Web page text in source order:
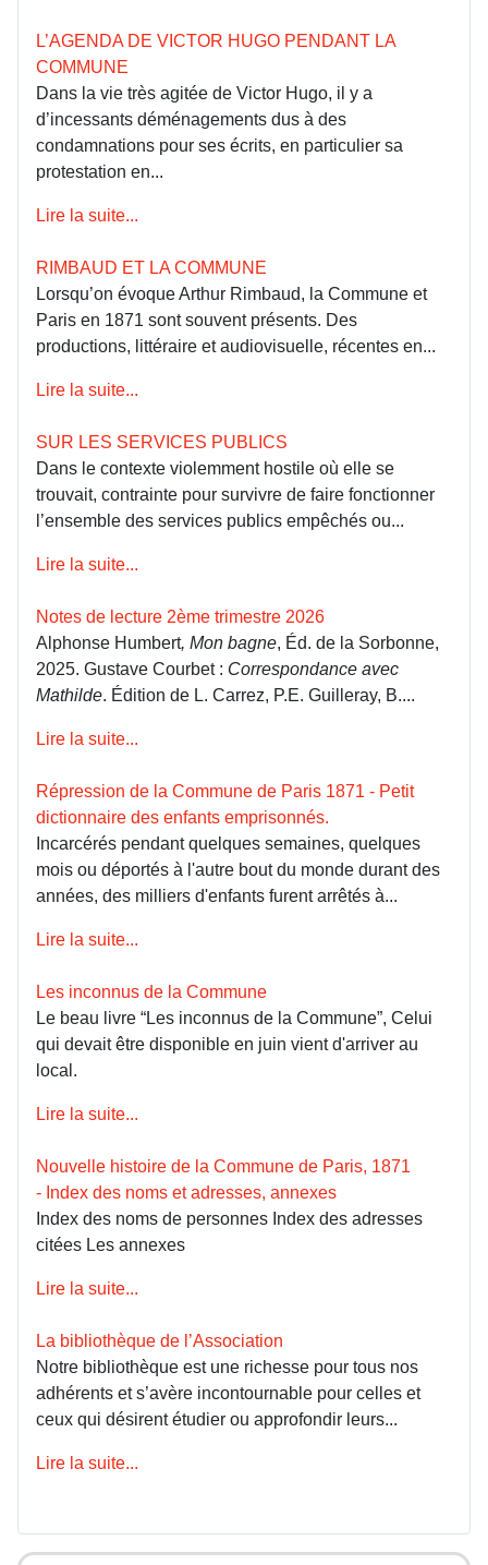
L’AGENDA DE VICTOR HUGO PENDANT LA
COMMUNE
Dans la vie très agitée de Victor Hugo, il y a
d’incessants déménagements dus à des
condamnations pour ses écrits, en particulier sa
protestation en...
Lire la suite...
RIMBAUD ET LA COMMUNE
Lorsqu’on évoque Arthur Rimbaud, la Commune et
Paris en 1871 sont souvent présents. Des
productions, littéraire et audiovisuelle, récentes en...
Lire la suite...
SUR LES SERVICES PUBLICS
Dans le contexte violemment hostile où elle se
trouvait, contrainte pour survivre de faire fonctionner
l’ensemble des services publics empêchés ou...
Lire la suite...
Notes de lecture 2ème trimestre 2026
Alphonse Humbert, Mon bagne, Éd. de la Sorbonne,
2025. Gustave Courbet : Correspondance avec
Mathilde. Édition de L. Carrez, P.E. Guilleray, B....
Lire la suite...
Répression de la Commune de Paris 1871 - Petit
dictionnaire des enfants emprisonnés.
Incarcérés pendant quelques semaines, quelques
mois ou déportés à l'autre bout du monde durant des
années, des milliers d'enfants furent arrêtés à...
Lire la suite...
Les inconnus de la Commune
Le beau livre “Les inconnus de la Commune”, Celui
qui devait être disponible en juin vient d'arriver au
local.
Lire la suite...
Nouvelle histoire de la Commune de Paris, 1871
- Index des noms et adresses, annexes
Index des noms de personnes Index des adresses
citées Les annexes
Lire la suite...
La bibliothèque de l’Association
Notre bibliothèque est une richesse pour tous nos
adhérents et s’avère incontournable pour celles et
ceux qui désirent étudier ou approfondir leurs...
Lire la suite...